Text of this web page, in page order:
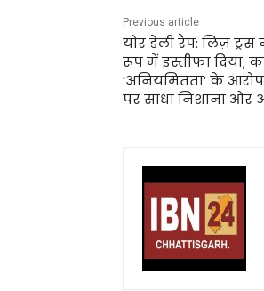
Previous article
योर डेली रैप: लिज़
रूप में इस्तीफा दिया;
‘अनियमितता’ के
पर साधा निशाना और